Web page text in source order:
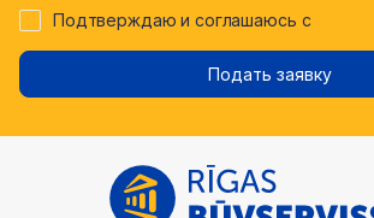
Подтверждаю и соглашаюсь с
Подать заявку